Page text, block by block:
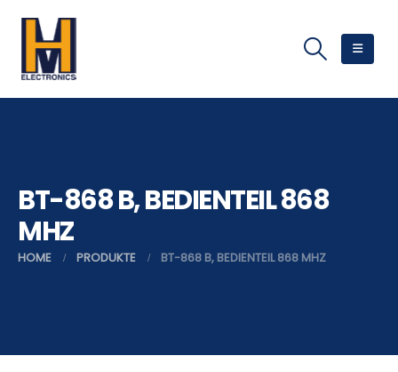
BT-868 B, BEDIENTEIL 868
MHZ
HOME PRODUKTE BT-868 B, BEDIENTEIL 868 MHZ